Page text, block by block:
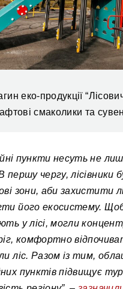
еко-продукції
смаколики та
пункти несуть не
першу чергу, лісівники
зони, аби захистити
його екосистему.
у лісі, могли
комфортно
ліс. Разом із тим,
пунктів підвищує